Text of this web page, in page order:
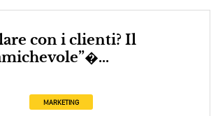
MARKETING